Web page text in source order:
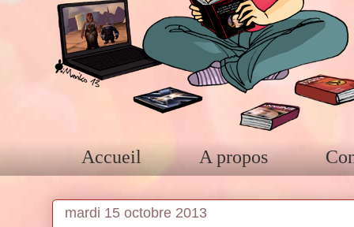
Accueil A propos
mardi 15 octobre 2013